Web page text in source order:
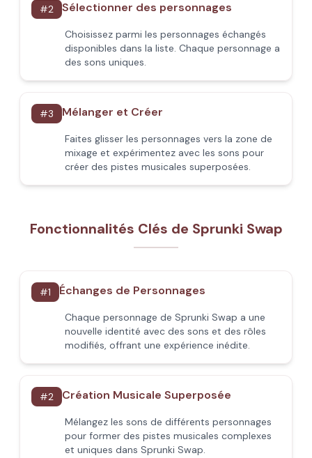
#2 Sélectionner des personnages
Choisissez parmi les personnages échangés
disponibles dans la liste. Chaque personnage a
des sons uniques.
#3 Mélanger et Créer
Faites glisser les personnages vers la zone de
mixage et expérimentez avec les sons pour
créer des pistes musicales superposées.
Fonctionnalités Clés de Sprunki Swap
#1 Échanges de Personnages
Chaque personnage de Sprunki Swap a une
nouvelle identité avec des sons et des rôles
modifiés, offrant une expérience inédite.
#2 Création Musicale Superposée
Mélangez les sons de différents personnages
pour former des pistes musicales complexes
et uniques dans Sprunki Swap.